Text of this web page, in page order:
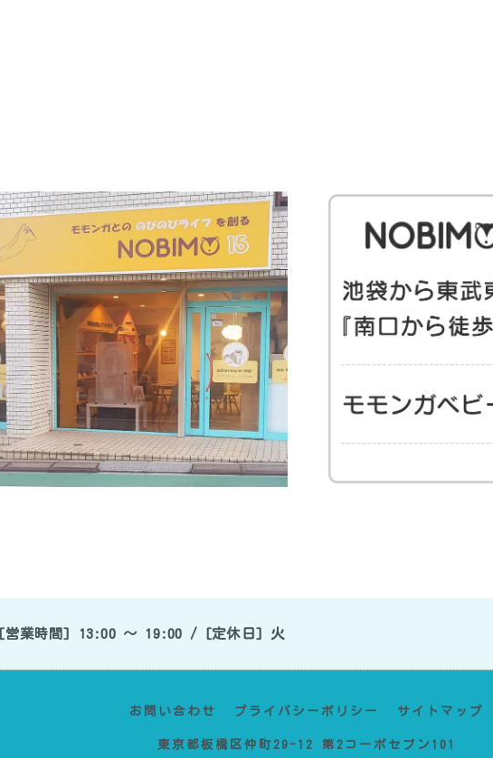
[営業時間] 13:00 〜 19:00 / [定休日] 火
お問い合わせ プライバシーポリシー サイトマップ
東京都板橋区仲町29-12 第2コーポセブン101